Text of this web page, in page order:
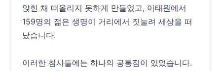
앉힌 채 떠올리지 못하게 만들었고, 이태원에서
159명의 젊은 생명이 거리에서 짓눌려 세상을 떠
났습니다.
이러한 참사들에는 하나의 공통점이 있었습니다.